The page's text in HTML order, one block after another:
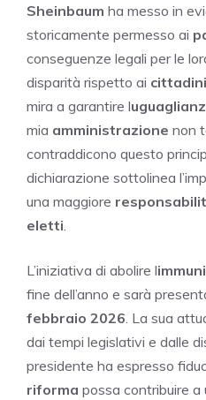
Sheinbaum ha messo in
storicamente permesso ai
conseguenze legali per le
disparità rispetto ai cittadini
mira a garantire l
mia amministrazione non
contraddicono questo
dichiarazione sottolinea
una maggiore
eletti.
L’iniziativa di abolire l
fine dell’anno e sarà
febbraio 2026. La sua
dai tempi legislativi e dalle
presidente ha espresso
riforma possa contribuire a